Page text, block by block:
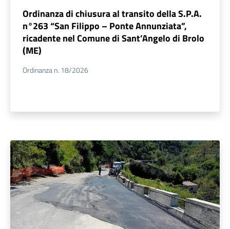
Ordinanza di chiusura al transito della S.P.A.
n°263 “San Filippo – Ponte Annunziata”,
ricadente nel Comune di Sant’Angelo di Brolo
(ME)
Ordinanza n. 18/2026